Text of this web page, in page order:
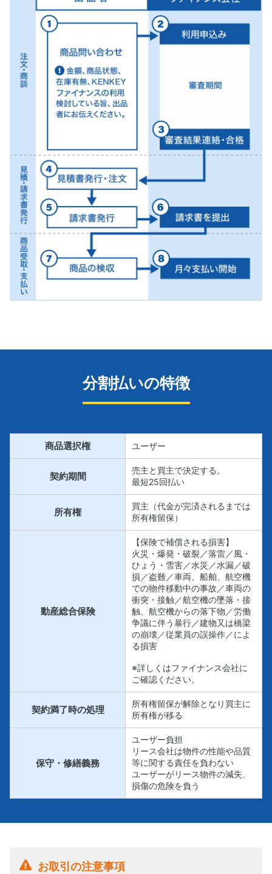
分割払いの特徴
商品選択権 ユーザー
契約期間
売主と買主で決定する。
最短25回払い
所有権
買主（代金が完済されるまでは
所有権留保）
動産総合保険
【保険で補償される損害】
火災・爆発・破裂／落雷／風・
ひょう・雪害／水災／水漏／破
損／盗難／車両、船舶、航空機
での物件移動中の事故／車両の
衝突・接触／航空機の墜落・接
触、航空機からの落下物／労働
争議に伴う暴行／建物又は橋梁
の崩壊／従業員の誤操作／によ
る損害
※詳しくはファイナンス会社に
ご確認ください。
契約満了時の処理
所有権留保が解除となり買主に
所有権が移る
保守・修繕義務
ユーザー負担
リース会社は物件の性能や品質
等に関する責任を負わない
ユーザーがリース物件の減失、
損傷の危険を負う
お取引の注意事項